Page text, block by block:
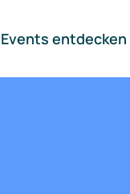
Events entdecken